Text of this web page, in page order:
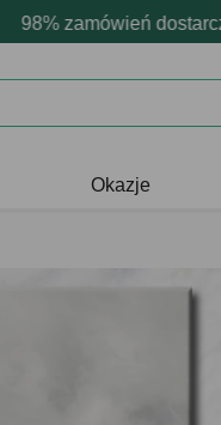
zamówień produktów
emocje - zawsze
Okazje